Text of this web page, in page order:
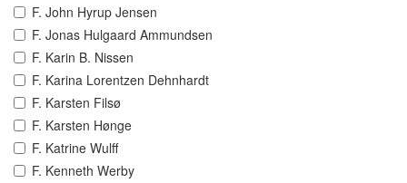
F. John Hyrup Jensen
F. Jonas Hulgaard Ammundsen
F. Karin B. Nissen
F. Karina Lorentzen Dehnhardt
F. Karsten Filsø
F. Karsten Hønge
F. Katrine Wulff
F. Kenneth Werby